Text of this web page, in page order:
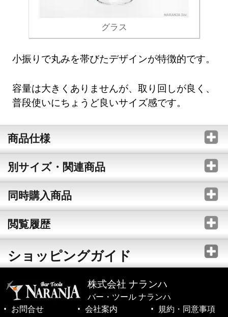
グラス
小振りで丸みを帯びたデザインが特徴的です。
容量は大きくありませんが、取り回しが良く、
普段使いにちょうど良いサイズ感です。
商品仕様
別サイズ・関連商品
同時購入商品
閲覧履歴
ショッピングガイド
株式会社 ナランハ
バー・ツール ナランハ
お問合せ
会社案内 規約・同意事項